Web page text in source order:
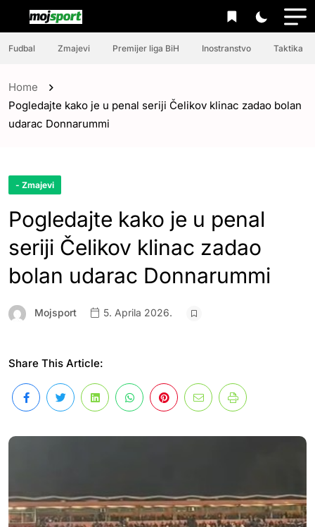
Fudbal Zmajevi Premijer liga BiH Inostranstvo Taktika
Home
Pogledajte kako je u penal seriji Čelikov klinac zadao bolan
udarac Donnarummi
- Zmajevi
Pogledajte kako je u penal
seriji Čelikov klinac zadao
bolan udarac Donnarummi
Mojsport 5. Aprila 2026.
Share This Article: